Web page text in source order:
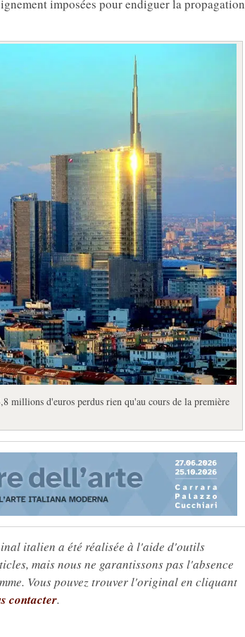
imposées pour endiguer la propagation
millions d'euros perdus rien qu'au cours de la première
italien a été réalisée à l'aide d'outils
mais nous ne garantissons pas l'absence
Vous pouvez trouver l'original en cliquant
contacter.